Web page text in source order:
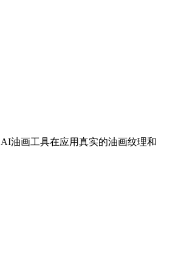
油画工具在应用真实的油画纹理和